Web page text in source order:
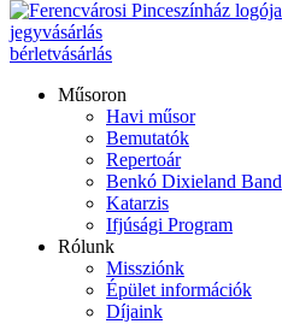
jegyvásárlás
bérletvásárlás
Műsoron
Havi műsor
Bemutatók
Repertoár
Benkó Dixieland Band
Katarzis
Ifjúsági Program
Rólunk
Missziónk
Épület információk
Díjaink